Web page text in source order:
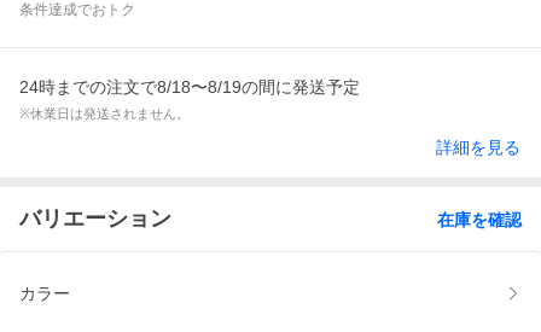
条件達成でおトク
24時までの注文で8/18〜8/19の間に発送予定
※休業日は発送されません。
詳細を見る
バリエーション 在庫を確認
カラー